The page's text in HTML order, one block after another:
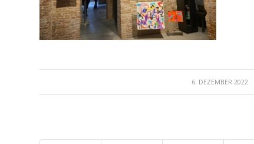
6. DEZEMBER 2022
/